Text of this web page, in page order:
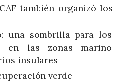
también organizó los
una sombrilla para los
en las zonas marino
insulares
verde